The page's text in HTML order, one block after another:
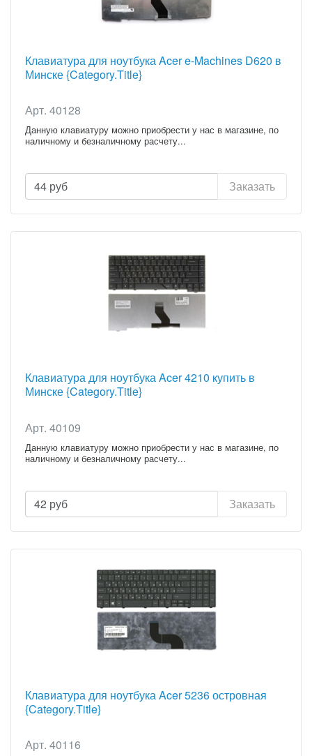
Клавиатура для ноутбука Acer e-Machines D620 в
Минске {Category.Title}
Арт. 40128
Данную клавиатуру можно приобрести у нас в магазине, по
наличному и безналичному расчету...
44 руб Заказать
Клавиатура для ноутбука Acer 4210 купить в
Минске {Category.Title}
Арт. 40109
Данную клавиатуру можно приобрести у нас в магазине, по
наличному и безналичному расчету...
42 руб Заказать
Клавиатура для ноутбука Acer 5236 островная
{Category.Title}
Арт. 40116